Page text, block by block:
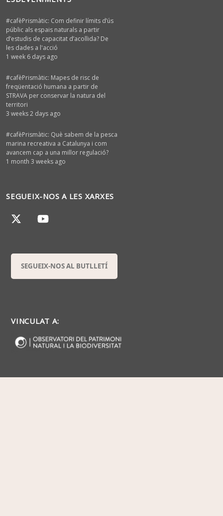
#cafèPrismàtic: Com definir límits d’ús
públic als espais naturals a partir
d’estudis de capacitat d’acollida? De
les dades a l'acció
1 week 6 days ago
#cafèPrismàtic: Mapes de risc de
freqüentació humana a partir de
STRAVA per conservar la natura del
territori
3 weeks 2 days ago
#cafèPrismàtic: Què sabem de la pesca
marina recreativa a Catalunya i com
avancem cap a una millor regulació?
1 month 3 weeks ago
SEGUEIX-NOS A LES XARXES
SEGUEIX-NOS AL BUTLLETÍ
VINCULAT A: